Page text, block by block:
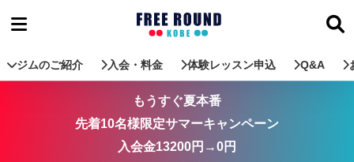
ジムのご紹介 入会・料金 体験レッスン申込 Q&A
もうすぐ夏本番
先着10名様限定サマーキャンペーン
入会金13200円→0円